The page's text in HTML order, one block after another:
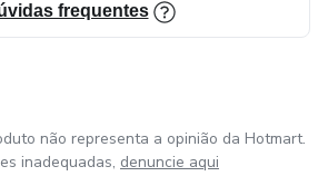
frequentes
não representa a opinião da Hotmart.
inadequadas, denuncie aqui